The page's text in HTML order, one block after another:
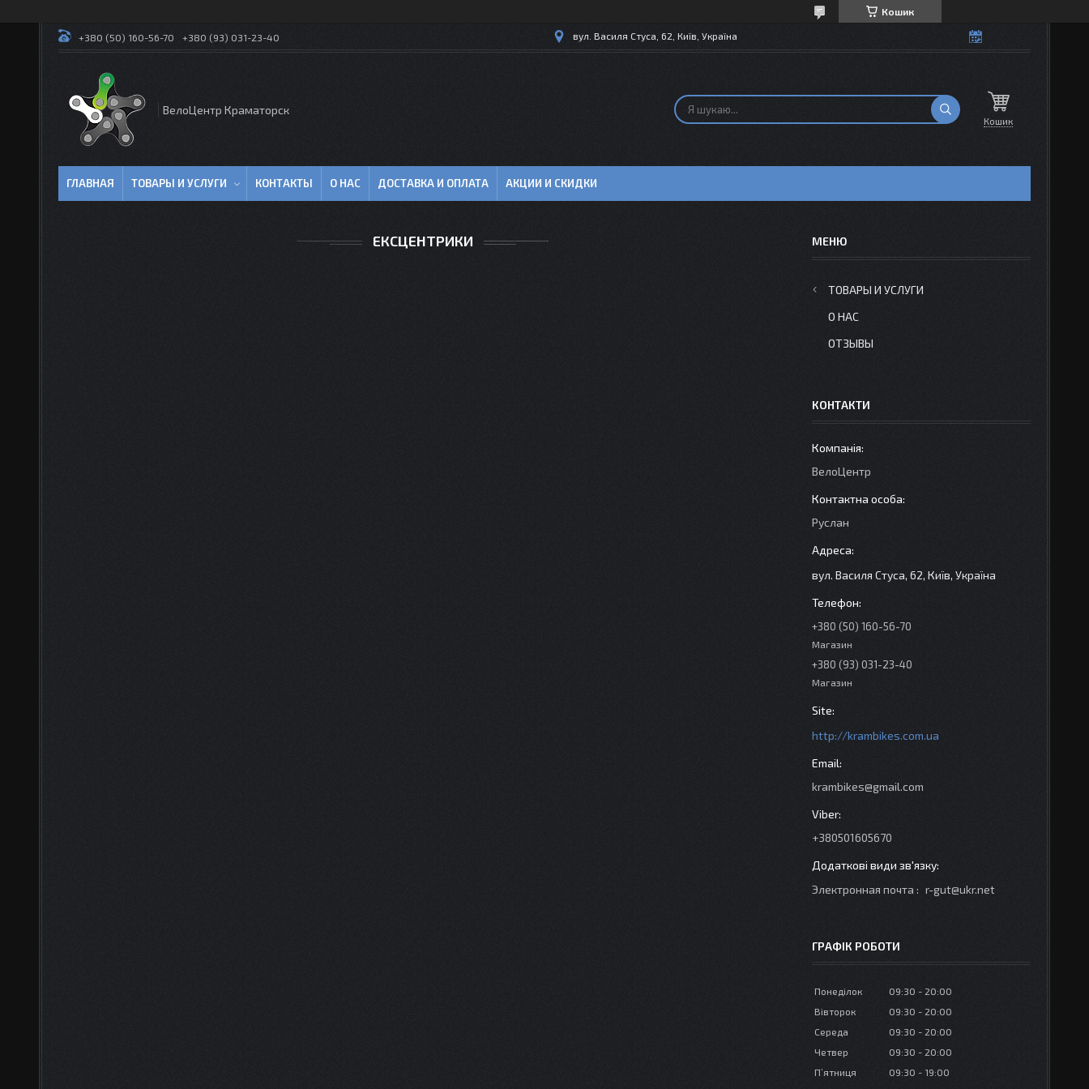
Кошик
+380 (50) 160-56-70 +380 (93) 031-23-40 вул. Василя Стуса, 62, Київ, Україна
ВелоЦентр Краматорск
Кошик
ГЛАВНАЯ ТОВАРЫ И УСЛУГИ КОНТАКТЫ О НАС ДОСТАВКА И ОПЛАТА АКЦИИ И СКИДКИ
ЕКСЦЕНТРИКИ
ТОВАРЫ И УСЛУГИ
О НАС
ОТЗЫВЫ
КОНТАКТИ
ВелоЦентр
Руслан
вул. Василя Стуса, 62, Київ, Україна
+380 (50) 160-56-70
Магазин
+380 (93) 031-23-40
Магазин
http://krambikes.com.ua
krambikes@gmail.com
+380501605670
Электронная почта r-gut@ukr.net
ГРАФІК РОБОТИ
Понеділок 09:30
20:00
Вівторок
09:30
20:00
Середа
09:30
20:00
Четвер
09:30
20:00
Пʼятниця
09:30
19:00